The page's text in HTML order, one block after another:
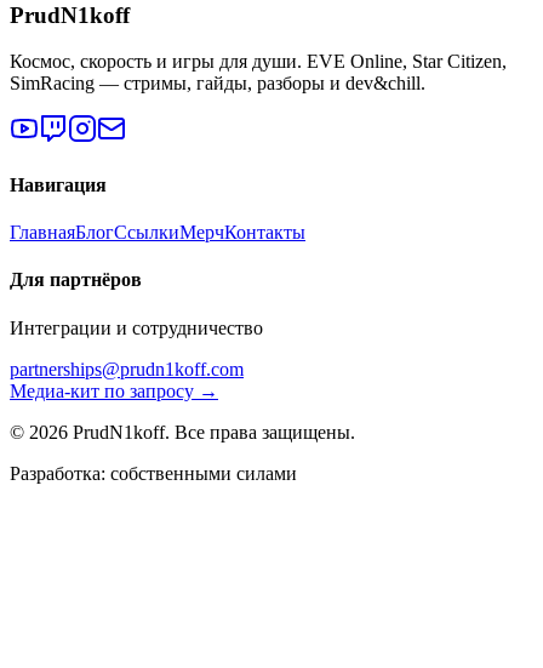
PrudN1koff
Космос, скорость и игры для души. EVE Online, Star Citizen,
SimRacing — стримы, гайды, разборы и dev&chill.
Навигация
ГлавнаяБлогСсылкиМерчКонтакты
Для партнёров
Интеграции и сотрудничество
partnerships@prudn1koff.com
Медиа-кит по запросу →
© 2026 PrudN1koff. Все права защищены.
Разработка: собственными силами